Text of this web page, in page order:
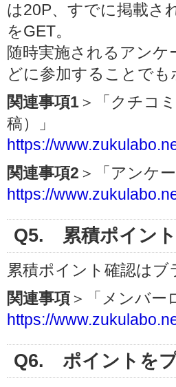
は20P、すでに掲載さ
をGET。
随時実施されるアン
どに参加することで
関連事項1 ＞「クチコ
稿）」
https://
関連事項2 ＞「アンケー
https://
Q5. 累積ポイン
累積ポイント確認は
関連事項 ＞「メンバ
https://
Q6. ポイントを